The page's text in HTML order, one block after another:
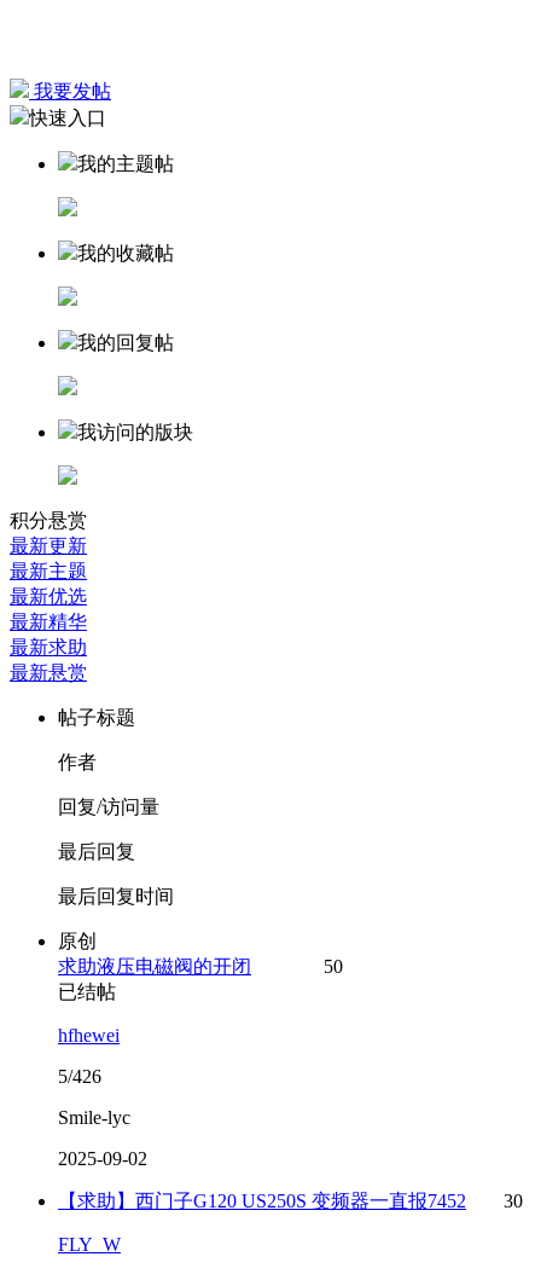
我要发帖
快速入口
我的主题帖
我的收藏帖
我的回复帖
我访问的版块
积分悬赏
最新更新
最新主题
最新优选
最新精华
最新求助
最新悬赏
帖子标题
作者
回复/访问量
最后回复
最后回复时间
原创
求助液压电磁阀的开闭
50
已结帖
hfhewei
5/426
Smile-lyc
2025-09-02
【求助】西门子G120 US250S 变频器一直报7452 30
FLY_W